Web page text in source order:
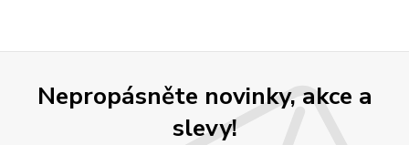
Nepropásněte novinky, akce a
slevy!